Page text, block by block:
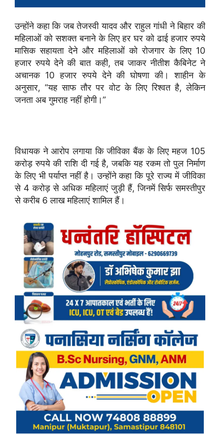
उन्होंने कहा कि जब तेजस्वी यादव और राहुल गांधी ने बिहार की
महिलाओं को सशक्त बनाने के लिए हर घर को ढाई हजार रुपये
मासिक सहायता देने और महिलाओं को रोजगार के लिए 10
हजार रुपये देने की बात कही, तब जाकर नीतीश कैबिनेट ने
अचानक 10 हजार रुपये देने की घोषणा की। शाहीन के
अनुसार, “यह साफ तौर पर वोट के लिए रिश्वत है, लेकिन
जनता अब गुमराह नहीं होगी।”
विधायक ने आरोप लगाया कि जीविका बैंक के लिए महज 105
करोड़ रुपये की राशि दी गई है, जबकि यह रकम तो पुल निर्माण
के लिए भी पर्याप्त नहीं है। उन्होंने कहा कि पूरे राज्य में जीविका
से 4 करोड़ से अधिक महिलाएं जुड़ी हैं, जिनमें सिर्फ समस्तीपुर
से करीब 6 लाख महिलाएं शामिल हैं।